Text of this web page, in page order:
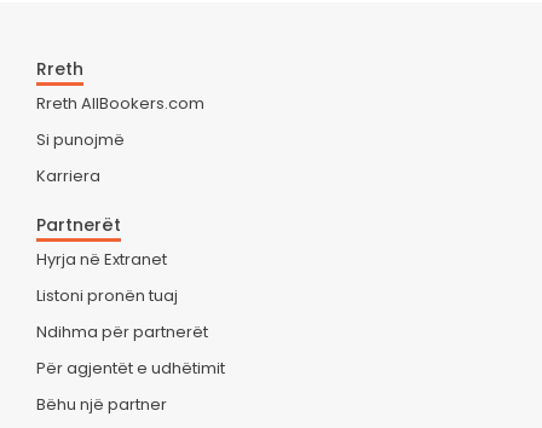
Rreth
Rreth AllBookers.com
Si punojmë
Karriera
Partnerët
Hyrja në Extranet
Listoni pronën tuaj
Ndihma për partnerët
Për agjentët e udhëtimit
Bëhu një partner